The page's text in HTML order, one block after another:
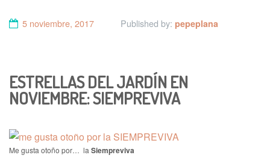
5 noviembre, 2017 Published by: pepeplana
ESTRELLAS DEL JARDÍN EN
NOVIEMBRE: SIEMPREVIVA
Me gusta otoño por… la Siempreviva